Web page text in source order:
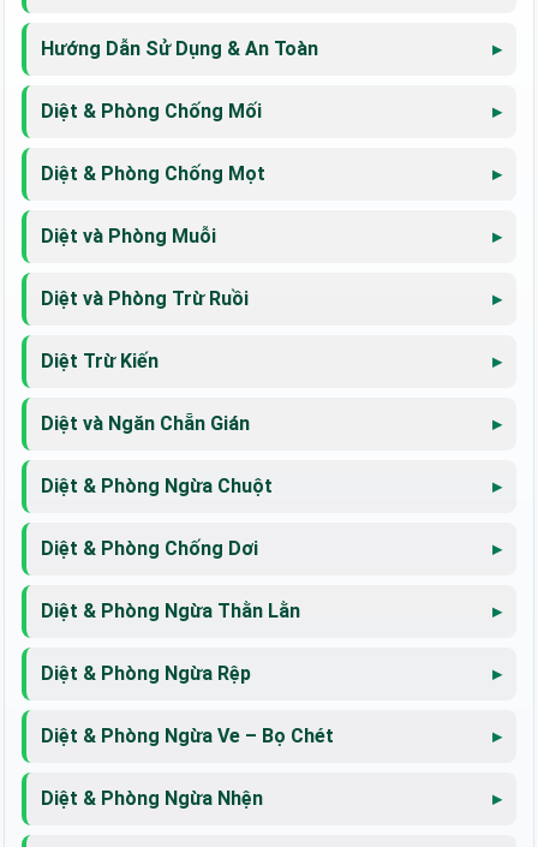
Hướng Dẫn Sử Dụng & An Toàn
Diệt & Phòng Chống Mối
Diệt & Phòng Chống Mọt
Diệt và Phòng Muỗi
Diệt và Phòng Trừ Ruồi
Diệt Trừ Kiến
Diệt và Ngăn Chẵn Gián
Diệt & Phòng Ngừa Chuột
Diệt & Phòng Chống Dơi
Diệt & Phòng Ngừa Thằn Lằn
Diệt & Phòng Ngừa Rệp
Diệt & Phòng Ngừa Ve – Bọ Chét
Diệt & Phòng Ngừa Nhện